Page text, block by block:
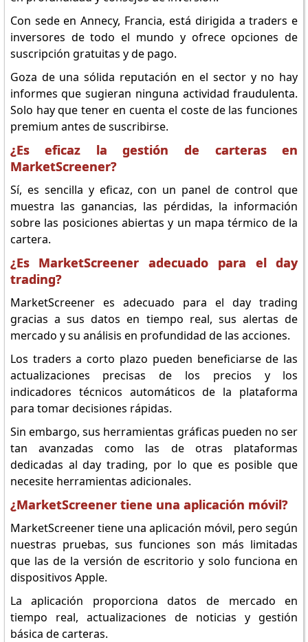
Con sede en Annecy, Francia, está dirigida a traders e
inversores de todo el mundo y ofrece opciones de
suscripción gratuitas y de pago.
Goza de una sólida reputación en el sector y no hay
informes que sugieran ninguna actividad fraudulenta.
Solo hay que tener en cuenta el coste de las funciones
premium antes de suscribirse.
¿Es eficaz la gestión de carteras en
MarketScreener?
Sí, es sencilla y eficaz, con un panel de control que
muestra las ganancias, las pérdidas, la información
sobre las posiciones abiertas y un mapa térmico de la
cartera.
¿Es MarketScreener adecuado para el day
trading?
MarketScreener es adecuado para el day trading
gracias a sus datos en tiempo real, sus alertas de
mercado y su análisis en profundidad de las acciones.
Los traders a corto plazo pueden beneficiarse de las
actualizaciones precisas de los precios y los
indicadores técnicos automáticos de la plataforma
para tomar decisiones rápidas.
Sin embargo, sus herramientas gráficas pueden no ser
tan avanzadas como las de otras plataformas
dedicadas al day trading, por lo que es posible que
necesite herramientas adicionales.
¿MarketScreener tiene una aplicación móvil?
MarketScreener tiene una aplicación móvil, pero según
nuestras pruebas, sus funciones son más limitadas
que las de la versión de escritorio y solo funciona en
dispositivos Apple.
La aplicación proporciona datos de mercado en
tiempo real, actualizaciones de noticias y gestión
básica de carteras.